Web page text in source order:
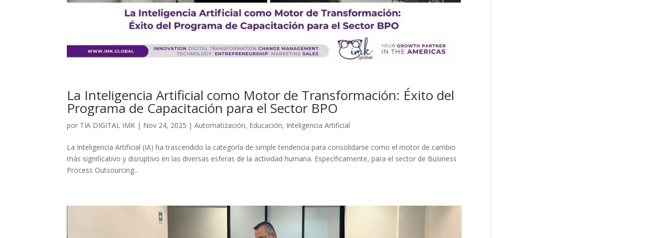
La Inteligencia Artificial como Motor de Transformación: Éxito del
Programa de Capacitación para el Sector BPO
por TIA DIGITAL IMK | Nov 24, 2025 |Automatización, Educación, Inteligencia Artificial
La Inteligencia Artificial (IA) ha trascendido la categoría de simple tendencia para consolidarse como el motor de cambio
más significativo y disruptivo en las diversas esferas de la actividad humana. Específicamente, para el sector de Business
Process Outsourcing...